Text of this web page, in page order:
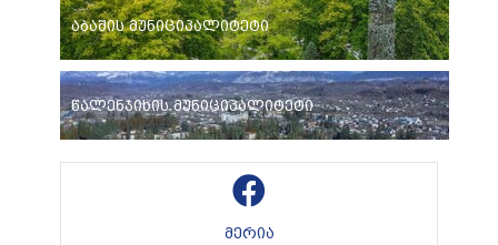
აბაშის მუნიციპალიტეტი
წალენჯიხის მუნიციპალიტეტი
მერია